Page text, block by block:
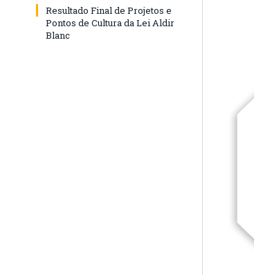
Resultado Final de Projetos e
Pontos de Cultura da Lei Aldir
Blanc